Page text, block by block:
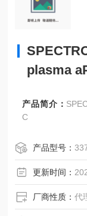
plasma
产品简介：
C
产品型号：
更新时间：
厂商性质：代